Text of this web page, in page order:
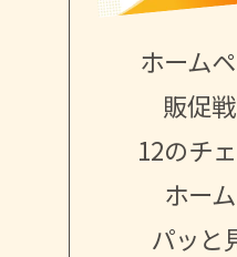
ホーム
販促
12のチ
ホー
パッと